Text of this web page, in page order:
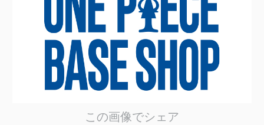
この画像でシェア